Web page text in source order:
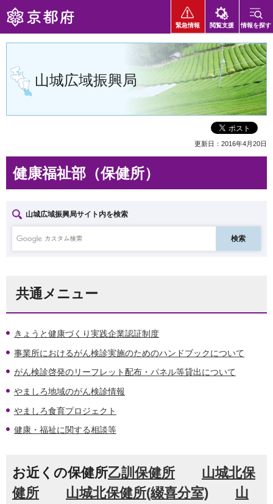
京都府
緊急情報 閲覧支援 情報を探す
山城広域振興局
更新日：2016年4月20日
健康福祉部（保健所）
山城広域振興局サイト内を検索
共通メニュー
きょうと健康づくり実践企業認証制度
事業所におけるがん検診実施のためのハンドブックについて
がん検診啓発のリーフレット配布・パネル等貸出について
やましろ地域のがん検診情報
やましろ食育プロジェクト
健康・福祉に関する相談等
お近くの保健所乙訓保健所
山城北保
健所
山城北保健所(綴喜分室)
山